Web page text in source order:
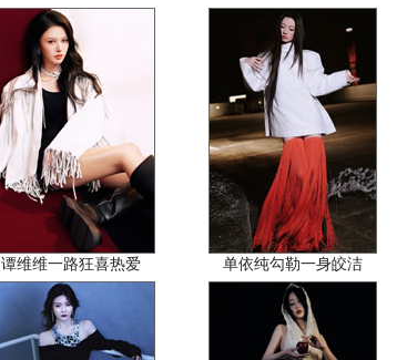
谭维维一路狂喜热爱 单依纯勾勒一身皎洁